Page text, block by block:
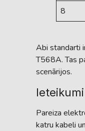
8
Abi standarti
T568A. Tas
scenārijos.
Pareiza
katru kabeli